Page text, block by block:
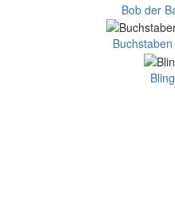
Bob der